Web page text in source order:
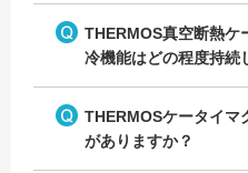
THERMOS真空断熱ケ
冷機能はどの程度持続
THERMOSケータイマ
がありますか？